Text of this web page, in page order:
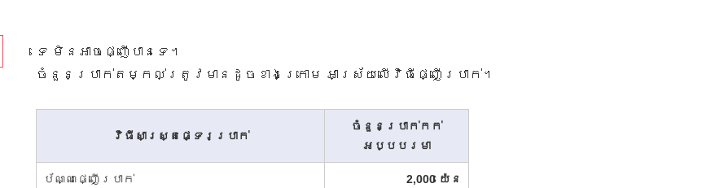
ទេ មិនអាច​ផ្ញើ​បាន​ទេ។
ចំនួន​ប្រាក់​តម្កល់​ត្រូវ​មាន​ដូច​ខាង​ក្រោម អាស្រ័យ​លើ​វិធី​ផ្ញើ​ប្រាក់​។​
វិធីសាស្ត្រផ្ទេរប្រាក់
ចំនួនប្រាក់កក់
អប្បបរមា
ប័ណ្ណ​ផ្ញើ​ប្រាក់​ 2,000 យ៉េន